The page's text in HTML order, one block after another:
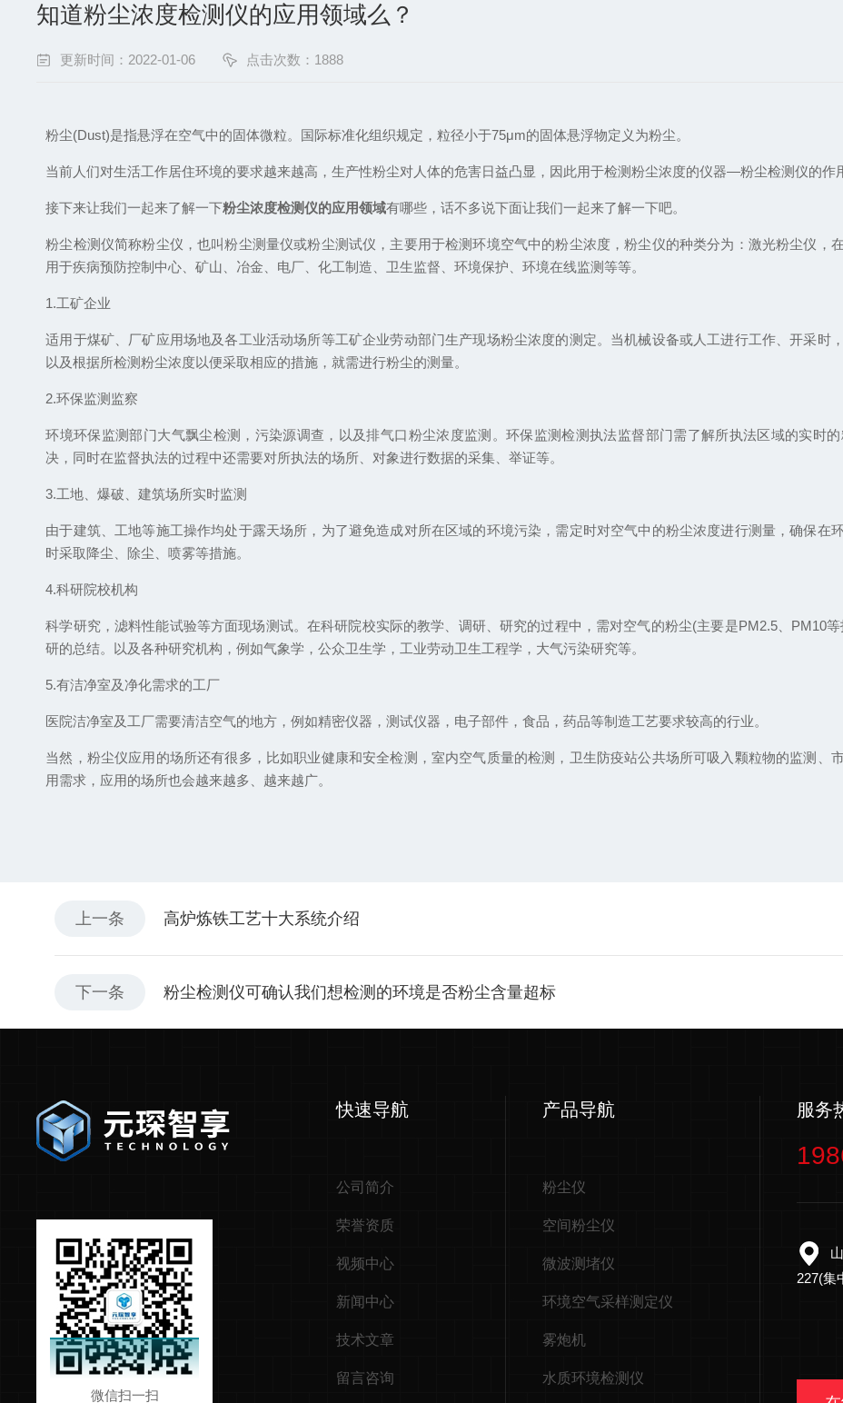
知道粉尘浓度检测仪的应用领域么？
更新时间：2022-01-06 点击次数：1888
粉尘(Dust)是指悬浮在空气中的固体微粒。国际标准化组织规定，粒径小于75μm的固体悬浮物定义为粉尘。
当前人们对生活工作居住环境的要求越来越高，生产性粉尘对人体的危害日益凸显，因此用于检测粉尘浓度的仪器—粉尘检测仪的作
接下来让我们一起来了解一下粉尘浓度检测仪的应用领域有哪些，话不多说下面让我们一起来了解一下吧。
粉尘检测仪简称粉尘仪，也叫粉尘测量仪或粉尘测试仪，主要用于检测环境空气中的粉尘浓度，粉尘仪的种类分为：激光粉尘仪，
用于疾病预防控制中心、矿山、冶金、电厂、化工制造、卫生监督、环境保护、环境在线监测等等。
1.工矿企业
适用于煤矿、厂矿应用场地及各工业活动场所等工矿企业劳动部门生产现场粉尘浓度的测定。当机械设备或人工进行工作、开采时
以及根据所检测粉尘浓度以便采取相应的措施，就需进行粉尘的测量。
2.环保监测监察
环境环保监测部门大气飘尘检测，污染源调查，以及排气口粉尘浓度监测。环保监测检测执法监督部门需了解所执法区域的实时
决，同时在监督执法的过程中还需要对所执法的场所、对象进行数据的采集、举证等。
3.工地、爆破、建筑场所实时监测
由于建筑、工地等施工操作均处于露天场所，为了避免造成对所在区域的环境污染，需定时对空气中的粉尘浓度进行测量，确保在
时采取降尘、除尘、喷雾等措施。
4.科研院校机构
科学研究，滤料性能试验等方面现场测试。在科研院校实际的教学、调研、研究的过程中，需对空气的粉尘(主要是PM2.5、PM10
研的总结。以及各种研究机构，例如气象学，公众卫生学，工业劳动卫生工程学，大气污染研究等。
5.有洁净室及净化需求的工厂
医院洁净室及工厂需要清洁空气的地方，例如精密仪器，测试仪器，电子部件，食品，药品等制造工艺要求较高的行业。
当然，粉尘仪应用的场所还有很多，比如职业健康和安全检测，室内空气质量的检测，卫生防疫站公共场所可吸入颗粒物的监测、
用需求，应用的场所也会越来越多、越来越广。
上一条 高炉炼铁工艺十大系统介绍
下一条 粉尘检测仪可确认我们想检测的环境是否粉尘含量超标
微信扫一扫
快速导航
公司简介
荣誉资质
视频中心
新闻中心
技术文章
留言咨询
产品导航
粉尘仪
空间粉尘仪
微波测堵仪
环境空气采样测定仪
雾炮机
水质环境检测仪
服务
227(集